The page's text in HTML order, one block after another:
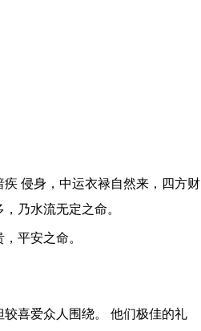
侵身，中运衣禄自然来，四方财
乃水流无定之命。
平安之命。
喜爱众人围绕。 他们极佳的礼